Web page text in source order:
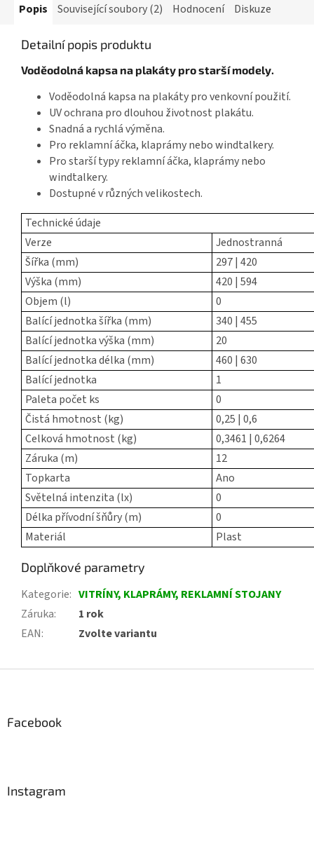
Popis Související soubory (2) Hodnocení Diskuze
Detailní popis produktu
Voděodolná kapsa na plakáty pro starší modely.
Voděodolná kapsa na plakáty pro venkovní použití.
UV ochrana pro dlouhou životnost plakátu.
Snadná a rychlá výměna.
Pro reklamní áčka, klaprámy nebo windtalkery.
Pro starší typy reklamní áčka, klaprámy nebo
windtalkery.
Dostupné v různých velikostech.
Technické údaje
Verze
Jednostranná
Šířka (mm)
297 | 420
Výška (mm)
420 | 594
Objem (l)
0
Balící jednotka šířka (mm)
340 | 455
Balící jednotka výška (mm)
20
Balící jednotka délka (mm)
460 | 630
Balící jednotka
1
Paleta počet ks
0
Čistá hmotnost (kg)
0,25 | 0,6
Celková hmotnost (kg)
0,3461 | 0,6264
Záruka (m)
12
Topkarta
Ano
Světelná intenzita (lx)
0
Délka přívodní šňůry (m)
0
Materiál
Plast
Doplňkové parametry
Kategorie: VITRÍNY, KLAPRÁMY, REKLAMNÍ STOJANY
Záruka:
1 rok
EAN: Zvolte variantu
Facebook
Instagram